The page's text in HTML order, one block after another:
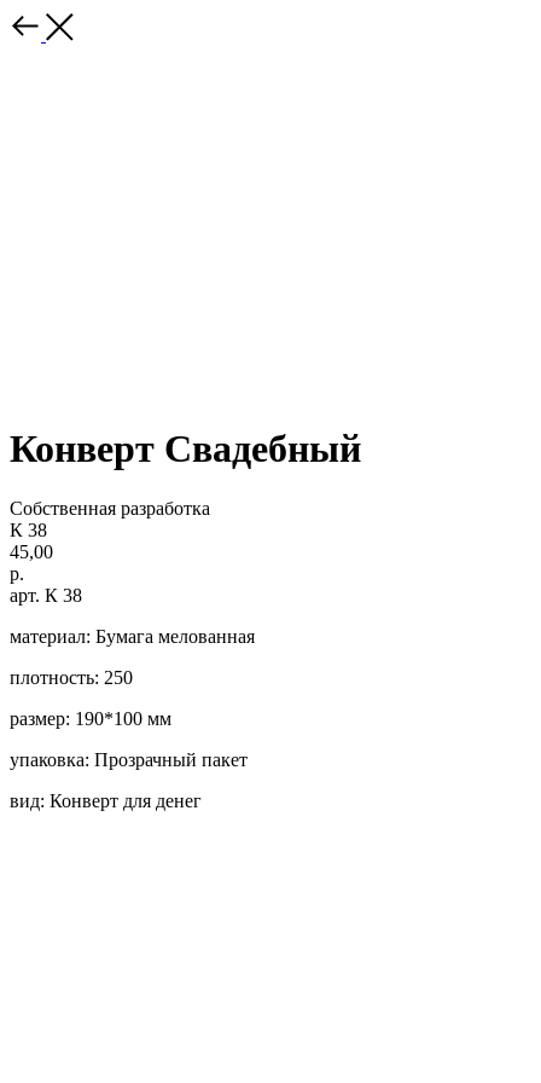
Конверт Свадебный
Собственная разработка
К 38
45,00
р.
арт. К 38
материал: Бумага мелованная
плотность: 250
размер: 190*100 мм
упаковка: Прозрачный пакет
вид: Конверт для денег